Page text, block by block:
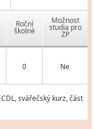
Roční
školné
Možnost
studia pro
ZP
0 Ne
svářečský kurz, část